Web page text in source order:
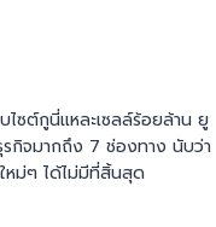
ซต์กูนี่แหละเซลล์ร้อยล้าน ยู
กิจมากถึง 7 ช่องทาง นับว่า
หม่ๆ ได้ไม่มีที่สิ้นสุด